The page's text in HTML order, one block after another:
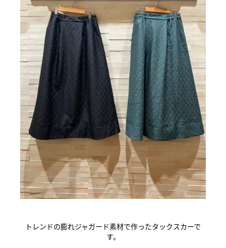
トレンドの膨れジャガード素材で作ったタックスカーで
す。